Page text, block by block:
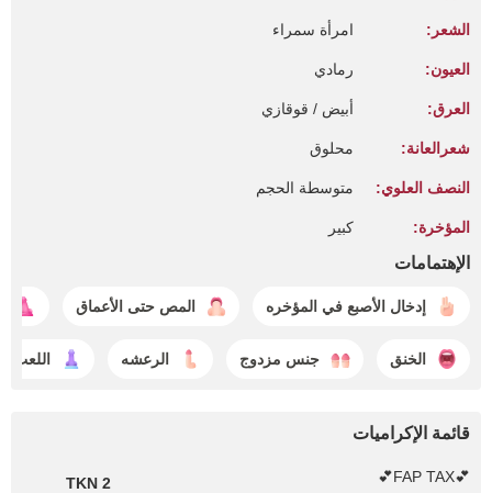
الشعر: امرأة سمراء
العيون: رمادي
العرق: أبيض / قوقازي
شعرالعانة: محلوق
النصف العلوي: متوسطة الحجم
المؤخرة: كبير
الإهتمامات
إدخال الأصبع في المؤخره المص حتى الأعماق
الخنق جنس مزدوج الرعشه اللعب
قائمة الإكراميات
💕FAP TAX💕
2 TKN